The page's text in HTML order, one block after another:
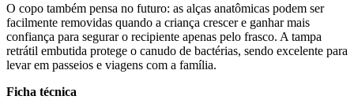
O copo também pensa no futuro: as alças anatômicas podem ser
facilmente removidas quando a criança crescer e ganhar mais
confiança para segurar o recipiente apenas pelo frasco. A tampa
retrátil embutida protege o canudo de bactérias, sendo excelente para
levar em passeios e viagens com a família.
Ficha técnica